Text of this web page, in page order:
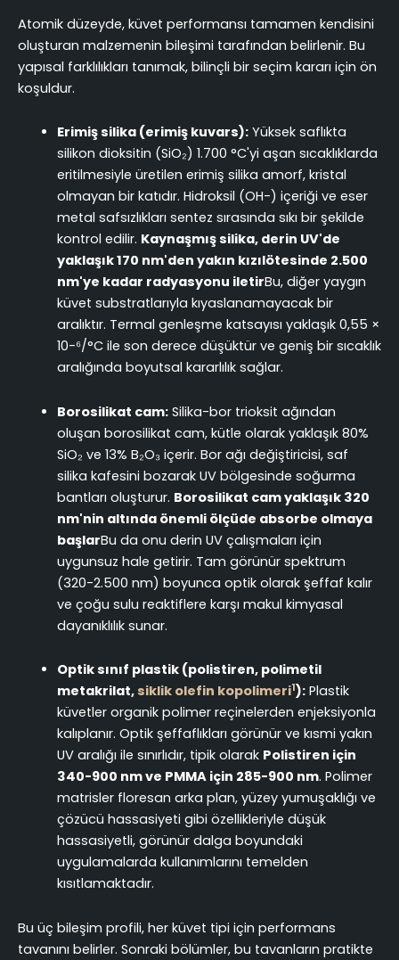
Atomik düzeyde, küvet performansı tamamen kendisini
oluşturan malzemenin bileşimi tarafından belirlenir. Bu
yapısal farklılıkları tanımak, bilinçli bir seçim kararı için ön
koşuldur.
Erimiş silika (erimiş kuvars):Yüksek saflıkta
silikon dioksitin (SiO₂) 1.700 °C'yi aşan sıcaklıklarda
eritilmesiyle üretilen erimiş silika amorf, kristal
olmayan bir katıdır. Hidroksil (OH-) içeriği ve eser
metal safsızlıkları sentez sırasında sıkı bir şekilde
kontrol edilir. Kaynaşmış silika, derin UV'de
yaklaşık 170 nm'den yakın kızılötesinde 2.500
nm'ye kadar radyasyonu iletirBu, diğer yaygın
küvet substratlarıyla kıyaslanamayacak bir
aralıktır. Termal genleşme katsayısı yaklaşık 0,55 ×
10-⁶/°C ile son derece düşüktür ve geniş bir sıcaklık
aralığında boyutsal kararlılık sağlar.
Borosilikat cam:Silika-bor trioksit ağından
oluşan borosilikat cam, kütle olarak yaklaşık 80%
SiO₂ ve 13% B₂O₃ içerir. Bor ağı değiştiricisi, saf
silika kafesini bozarak UV bölgesinde soğurma
bantları oluşturur. Borosilikat cam yaklaşık 320
nm'nin altında önemli ölçüde absorbe olmaya
başlarBu da onu derin UV çalışmaları için
uygunsuz hale getirir. Tam görünür spektrum
(320-2.500 nm) boyunca optik olarak şeffaf kalır
ve çoğu sulu reaktiflere karşı makul kimyasal
dayanıklılık sunar.
Optik sınıf plastik (polistiren, polimetil
metakrilat,siklik olefin kopolimeri1):Plastik
küvetler organik polimer reçinelerden enjeksiyonla
kalıplanır. Optik şeffaflıkları görünür ve kısmi yakın
UV aralığı ile sınırlıdır, tipik olarak Polistiren için
340-900 nm ve PMMA için 285-900 nm. Polimer
matrisler floresan arka plan, yüzey yumuşaklığı ve
çözücü hassasiyeti gibi özellikleriyle düşük
hassasiyetli, görünür dalga boyundaki
uygulamalarda kullanımlarını temelden
kısıtlamaktadır.
Bu üç bileşim profili, her küvet tipi için performans
tavanını belirler. Sonraki bölümler, bu tavanların pratikte